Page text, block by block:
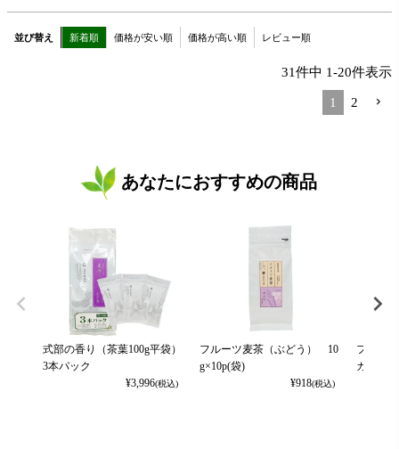
並び替え 新着順 価格が安い順 価格が高い順 レビュー順
31件中 1-20件表示
1 2
あなたにおすすめの商品
式部の香り（茶葉100g平袋）
3本パック
¥3,996(税込)
フルーツ麦茶（ぶどう） 10
g×10p(袋)
¥918(税込)
フルー
カット